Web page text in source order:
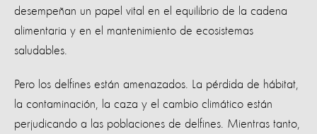
desempeñan un papel vital en el equilibrio de la cadena
alimentaria y en el mantenimiento de ecosistemas
saludables.
Pero los delfines están amenazados. La pérdida de hábitat,
la contaminación, la caza y el cambio climático están
perjudicando a las poblaciones de delfines. Mientras tanto,